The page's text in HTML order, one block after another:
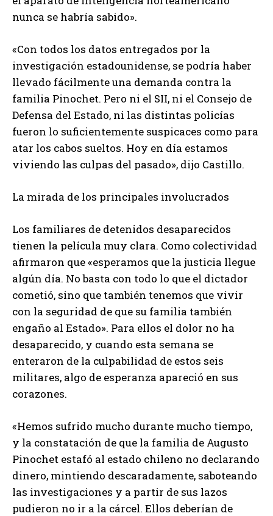
nunca se habría sabido».
«Con todos los datos entregados por la
investigación estadounidense, se podría haber
llevado fácilmente una demanda contra la
familia Pinochet. Pero ni el SII, ni el Consejo de
Defensa del Estado, ni las distintas policías
fueron lo suficientemente suspicaces como para
atar los cabos sueltos. Hoy en día estamos
viviendo las culpas del pasado», dijo Castillo.
La mirada de los principales involucrados
Los familiares de detenidos desaparecidos
tienen la película muy clara. Como colectividad
afirmaron que «esperamos que la justicia llegue
algún día. No basta con todo lo que el dictador
cometió, sino que también tenemos que vivir
con la seguridad de que su familia también
engaño al Estado». Para ellos el dolor no ha
desaparecido, y cuando esta semana se
enteraron de la culpabilidad de estos seis
militares, algo de esperanza apareció en sus
corazones.
«Hemos sufrido mucho durante mucho tiempo,
y la constatación de que la familia de Augusto
Pinochet estafó al estado chileno no declarando
dinero, mintiendo descaradamente, saboteando
las investigaciones y a partir de sus lazos
pudieron no ir a la cárcel. Ellos deberían de